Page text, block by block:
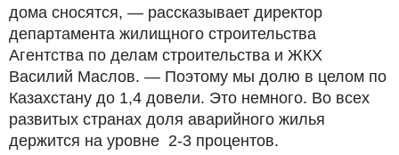
дома сносятся, — рассказывает директор
департамента жилищного строительства
Агентства по делам строительства и ЖКХ
Василий Маслов. — Поэтому мы долю в целом по
Казахстану до 1,4 довели. Это немного. Во всех
развитых странах доля аварийного жилья
держится на уровне 2-3 процентов.